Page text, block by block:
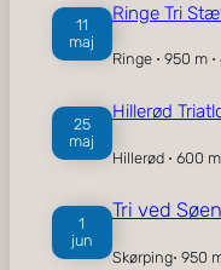
11
maj
Ringe Tri
Ringe ⋅ 950 m
25
maj
Hillerød
Hillerød ⋅ 600
1
jun
Tri ved
Skørping⋅ 950